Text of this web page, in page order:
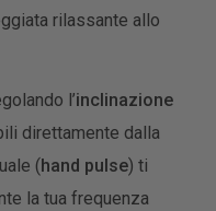
rilassante allo
l’inclinazione
direttamente dalla
( hand pulse) ti
la tua frequenza